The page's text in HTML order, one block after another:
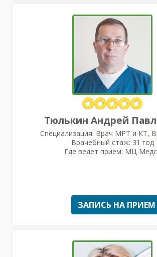
Тюлькин Андрей
Специализация: Врач МРТ и КТ,
Врачебный стаж: 31 год
Где ведет прием: МЦ
ЗАПИСЬ НА ПРИЕМ